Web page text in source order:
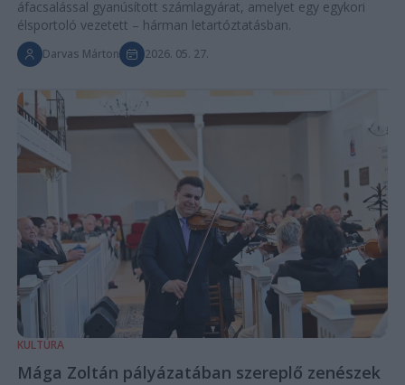
áfacsalással gyanúsított számlagyárat, amelyet egy egykori
élsportoló vezetett – hárman letartóztatásban.
Darvas Márton 2026. 05. 27.
KULTÚRA
Mága Zoltán pályázatában szereplő zenészek